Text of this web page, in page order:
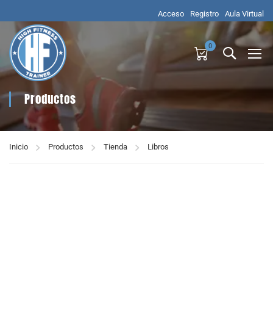
Acceso Registro Aula Virtual
0
Productos
Inicio Productos Tienda Libros